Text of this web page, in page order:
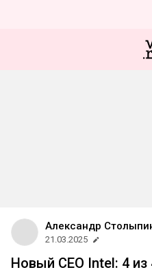
Александр
21.03.2025
Новый CEO Intel: 4